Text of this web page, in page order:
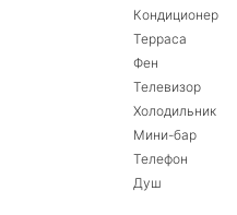
Кондиционер
Терраса
Фен
Телевизор
Холодильник
Мини-бар
Телефон
Душ